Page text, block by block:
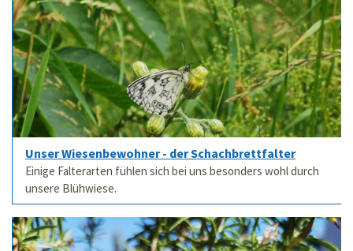
Unser Wiesenbewohner - der Schachbrettfalter
Einige Falterarten fühlen sich bei uns besonders wohl durch
unsere Blühwiese.